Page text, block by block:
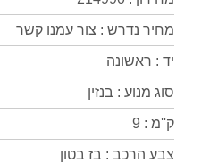
מחיר נדרש : צור עמנו קשר
יד : ראשונה
סוג מנוע : בנזין
ק''מ : 9
צבע הרכב : בז בטון